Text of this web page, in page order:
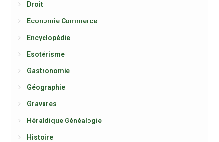
Droit
Economie Commerce
Encyclopédie
Esotérisme
Gastronomie
Géographie
Gravures
Héraldique Généalogie
Histoire